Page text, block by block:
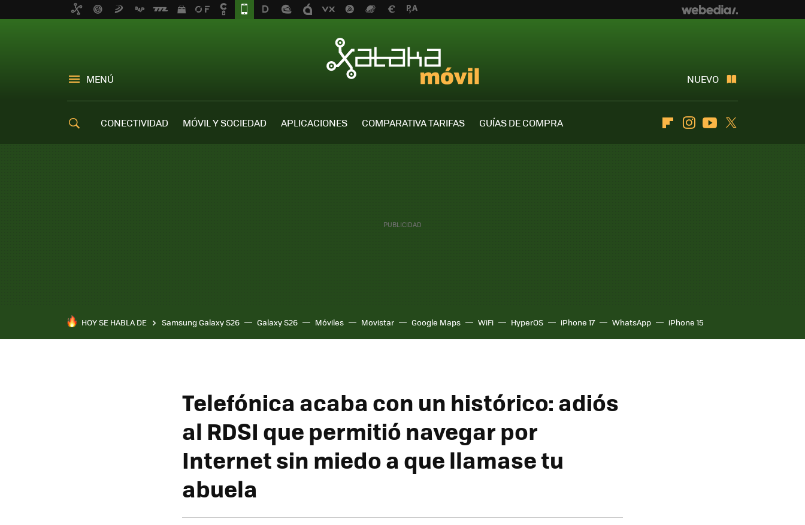
MENÚ NUEVO
CONECTIVIDAD MÓVIL Y SOCIEDAD APLICACIONES COMPARATIVA TARIFAS
GUÍAS DE COMPRA
FlipboardInstagramYoutube
HOY SE HABLA DE Samsung Galaxy S26 Galaxy S26 Móviles Movistar Google Maps WiFi HyperOS iPhone 17 WhatsApp iPhone 15
Telefónica acaba con un histórico: adiós
al RDSI que permitió navegar por
Internet sin miedo a que llamase tu
abuela